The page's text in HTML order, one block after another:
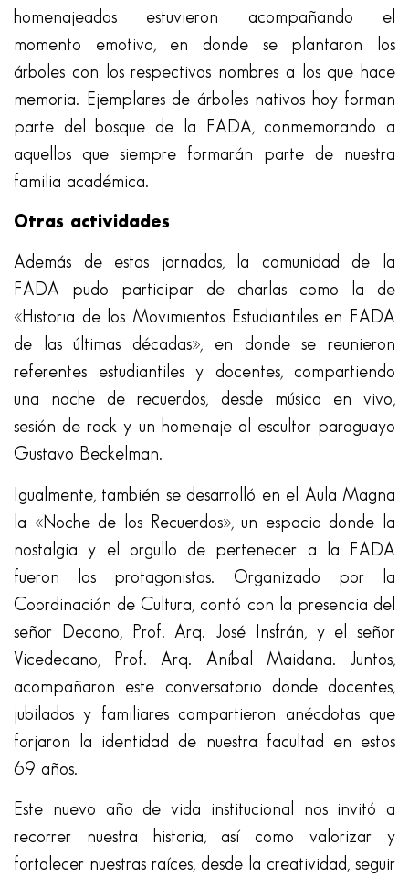
homenajeados estuvieron acompañando el
momento emotivo, en donde se plantaron los
árboles con los respectivos nombres a los que hace
memoria. Ejemplares de árboles nativos hoy forman
parte del bosque de la FADA, conmemorando a
aquellos que siempre formarán parte de nuestra
familia académica.
Otras actividades
Además de estas jornadas, la comunidad de la
FADA pudo participar de charlas como la de
«Historia de los Movimientos Estudiantiles en FADA
de las últimas décadas», en donde se reunieron
referentes estudiantiles y docentes, compartiendo
una noche de recuerdos, desde música en vivo,
sesión de rock y un homenaje al escultor paraguayo
Gustavo Beckelman.
Igualmente, también se desarrolló en el Aula Magna
la «Noche de los Recuerdos», un espacio donde la
nostalgia y el orgullo de pertenecer a la FADA
fueron los protagonistas. Organizado por la
Coordinación de Cultura, contó con la presencia del
señor Decano, Prof. Arq. José Insfrán, y el señor
Vicedecano, Prof. Arq. Aníbal Maidana. Juntos,
acompañaron este conversatorio donde docentes,
jubilados y familiares compartieron anécdotas que
forjaron la identidad de nuestra facultad en estos
69 años.
Este nuevo año de vida institucional nos invitó a
recorrer nuestra historia, así como valorizar y
fortalecer nuestras raíces, desde la creatividad, seguir